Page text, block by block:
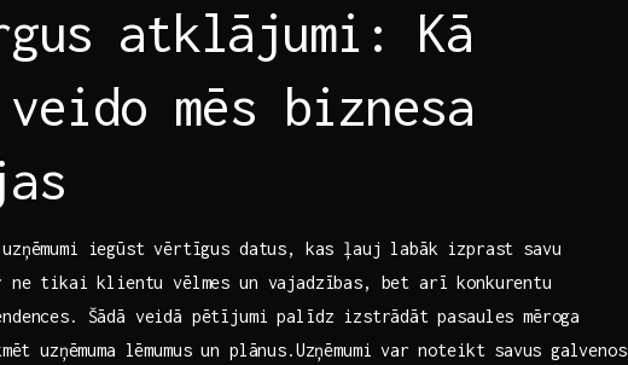
atklājumi: Kā
mēs biznesa
iegūst⁤ vērtīgus datus, kas ļauj labāk izprast savu⁣
ne tikai klientu vēlmes un ​vajadzības, bet arī ‍konkurentu
‍Šādā veidā pētījumi palīdz izstrādāt⁤ pasaules mēroga
uzņēmuma lēmumus un plānus.Uzņēmumi var ⁢noteikt⁢ savus ⁣galvenos⁢